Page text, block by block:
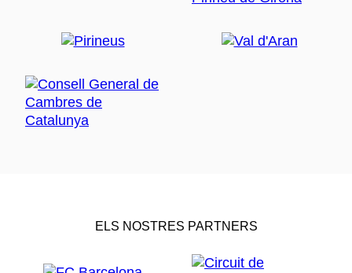
ELS NOSTRES PARTNERS